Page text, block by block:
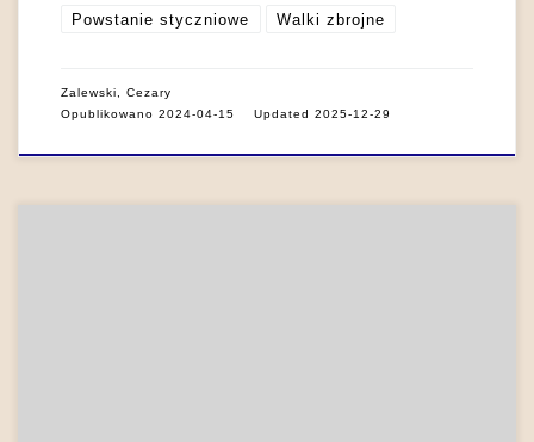
Powstanie styczniowe Walki zbrojne
Zalewski, Cezary
Opublikowano 2024-04-15 Updated 2025-12-29